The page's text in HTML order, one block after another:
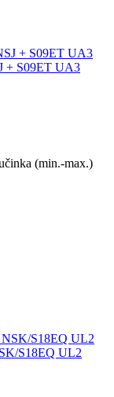
+ S09ET UA3
(min.-max.)
S18EQ UL2